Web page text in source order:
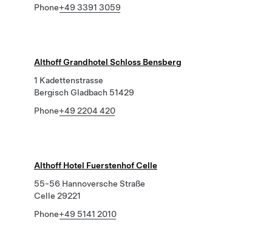
Phone+49 3391 3059
Althoff Grandhotel Schloss Bensberg
1 Kadettenstrasse
Bergisch Gladbach 51429
Phone+49 2204 420
Althoff Hotel Fuerstenhof Celle
55-56 Hannoversche Straße
Celle 29221
Phone+49 5141 2010